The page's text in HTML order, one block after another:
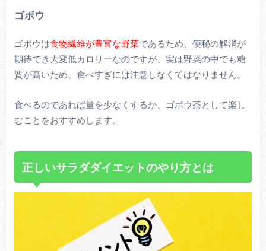
ゴボウ
ゴボウは食物繊維が豊富な野菜であるため、便秘の解消が
期待でき大変低カロリーなのですが、実は野菜の中でも糖
質が高いため、食べすぎには注意しなくてはなりません。
食べるのであれば量を少なくするか、ゴボウ茶として楽し
むことをおすすめします。
正しいサラダダイエットのやり方とは